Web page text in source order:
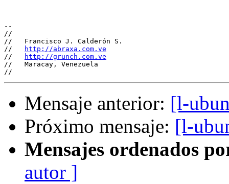
--
//
//   Francisco J. Calderón S.
//
http://abraxa.com.ve
//
http://grunch.com.ve
//   Maracay, Venezuela
Mensaje anterior: [l-
Próximo mensaje: [l-
Mensajes ordenados
autor ]